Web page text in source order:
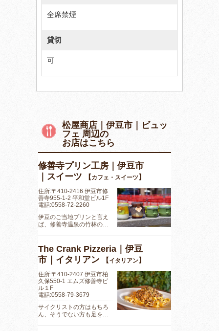
全席禁煙
貸切
可
松屋商店｜伊豆市｜ビュッ
フェ 周辺の
お店はこちら
修善寺プリン工房｜伊豆市
｜スイーツ
【カフェ・スイーツ 】
住所:〒410-2416 伊豆市修
善寺955-1-2 平和堂ビル1F
電話:0558-72-2260
伊豆のご当地プリンと言え
ば、修善寺温泉の竹林の…
The Crank Pizzeria｜伊豆
市｜イタリアン
【イタリアン】
住所:〒410-2407 伊豆市柏
久保550-1 エムズ修善寺ビ
ル１F
電話:0558-79-3679
サイクリストの方はもちろ
ん、そうでない方も足を…